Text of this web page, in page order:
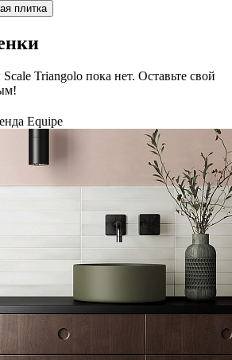
плитка
Triangolo пока нет. Оставьте свой
Equipe